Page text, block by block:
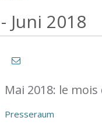
Juni 2018
Mai 2018: le
Presseraum